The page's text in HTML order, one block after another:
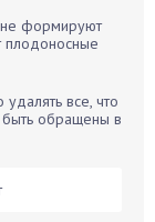
не формируют
плодоносные
все, что
обращены в